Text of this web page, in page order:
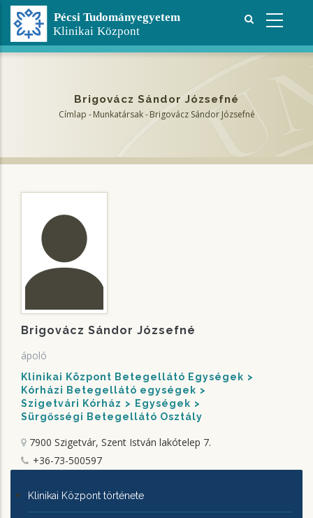
Ugrás
tartalomra
Brigovácz Sándor Józsefné
Címlap - Munkatársak - Brigovácz Sándor Józsefné
Brigovácz Sándor Józsefné
ápoló
Klinikai Központ Betegellátó Egységek
Kórházi Betegellátó egységek
Szigetvári Kórház
Egységek
Sürgősségi Betegellátó Osztály
7900 Szigetvár, Szent István lakótelep 7.
+36-73-500597
KLINIKAI
KÖZPONTRÓL
Klinikai Központ története